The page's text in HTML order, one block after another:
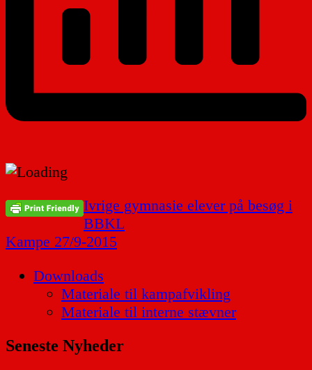
Indlægsnavigation
Ivrige gymnasie elever på besøg i
BBKL
Kampe 27/9-2015
Downloads
Materiale til kampafvikling
Materiale til interne stævner
Seneste Nyheder